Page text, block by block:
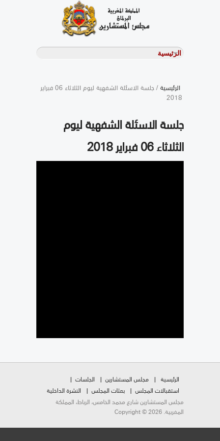
الرئيسية
/ جلسة الاسئلة الشفهية ليوم الثلاثاء 06 فبراير
2018
جلسة الاسئلة الشفهية ليوم
الثلاثاء 06 فبراير 2018
الرئيسية مجلس المستشارين
الجلسات
استقبالات المجلس
بعثات المجلس
النشرة الداخلية
مجلس المستشارين شارع محمد الخامس، الرباط، المملكة
المغربية. Copyright © 2026